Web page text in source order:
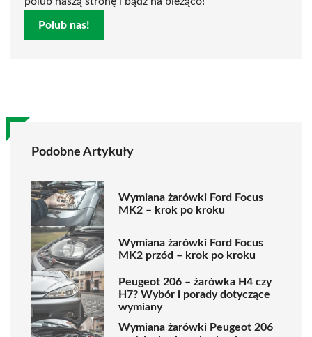
Polub nas!
Podobne Artykuły
Wymiana żarówki Ford Focus
MK2 – krok po kroku
Wymiana żarówki Ford Focus
MK2 przód – krok po kroku
Peugeot 206 – żarówka H4 czy
H7? Wybór i porady dotyczące
wymiany
Wymiana żarówki Peugeot 206